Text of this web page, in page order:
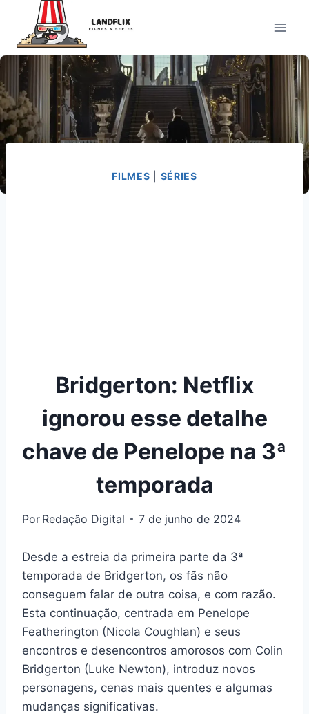
Conteúdo
FILMES SÉRIES
Bridgerton: Netflix
ignorou esse detalhe
chave de Penelope na 3ª
temporada
Por Redação Digital 7 de junho de 2024
Desde a estreia da primeira parte da 3ª
temporada de Bridgerton, os fãs não
conseguem falar de outra coisa, e com razão.
Esta continuação, centrada em Penelope
Featherington (Nicola Coughlan) e seus
encontros e desencontros amorosos com Colin
Bridgerton (Luke Newton), introduz novos
personagens, cenas mais quentes e algumas
mudanças significativas.